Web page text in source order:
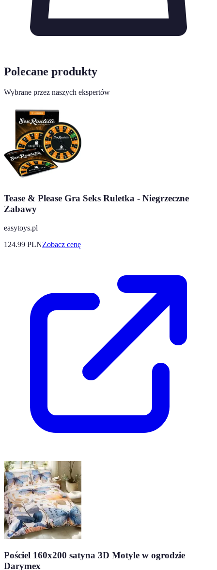
Polecane produkty
Wybrane przez naszych ekspertów
Tease & Please Gra Seks Ruletka - Niegrzeczne
Zabawy
easytoys.pl
124.99 PLNZobacz cenę
Pościel 160x200 satyna 3D Motyle w ogrodzie
Darymex